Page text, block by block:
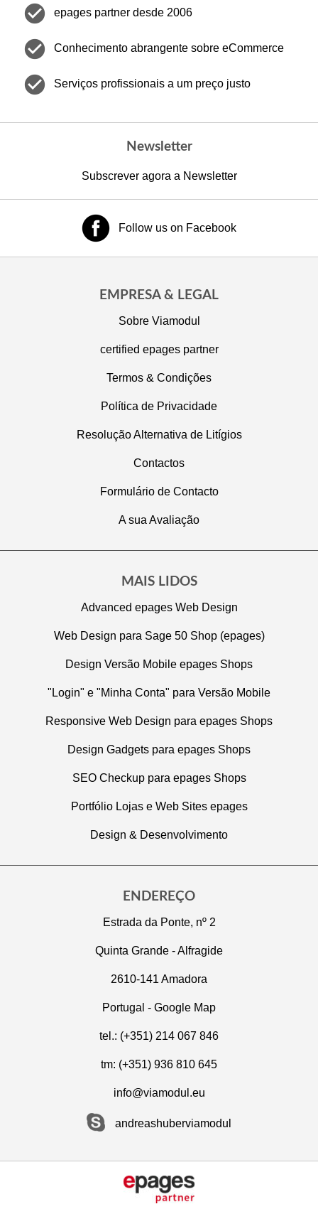
check_circle epages partner desde 2006
check_circle Conhecimento abrangente sobre eCommerce
check_circle Serviços profissionais a um preço justo
Newsletter
Subscrever agora a Newsletter
Follow us on Facebook
EMPRESA & LEGAL
Sobre Viamodul
certified epages partner
Termos & Condições
Política de Privacidade
Resolução Alternativa de Litígios
Contactos
Formulário de Contacto
A sua Avaliação
MAIS LIDOS
Advanced epages Web Design
Web Design para Sage 50 Shop (epages)
Design Versão Mobile epages Shops
"Login" e "Minha Conta" para Versão Mobile
Responsive Web Design para epages Shops
Design Gadgets para epages Shops
SEO Checkup para epages Shops
Portfólio Lojas e Web Sites epages
Design & Desenvolvimento
ENDEREÇO
Estrada da Ponte, nº 2
Quinta Grande - Alfragide
2610-141 Amadora
Portugal - Google Map
tel.: (+351) 214 067 846
tm: (+351) 936 810 645
info@viamodul.eu
andreashuberviamodul